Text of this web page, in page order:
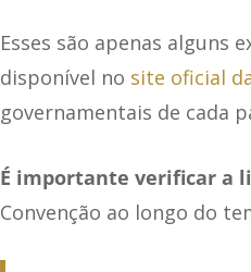
Esses são apenas alguns
disponível no site oficial
governamentais de cada
É importante verificar a
Convenção ao longo do